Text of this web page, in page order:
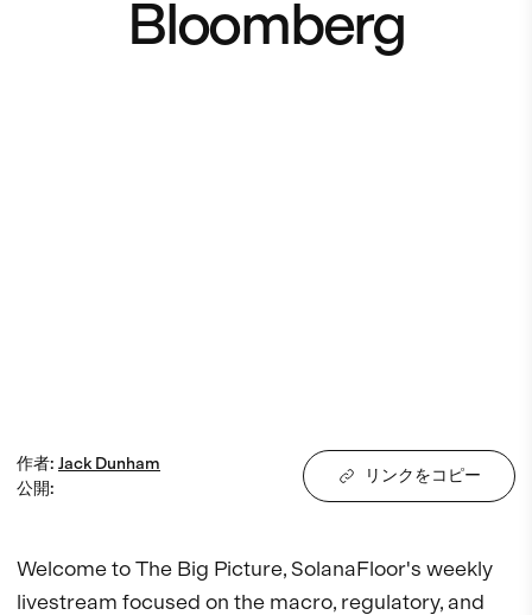
Bloomberg
作者: Jack Dunham
公開:
リンクをコピー
Welcome to The Big Picture, SolanaFloor's weekly
livestream focused on the macro, regulatory, and